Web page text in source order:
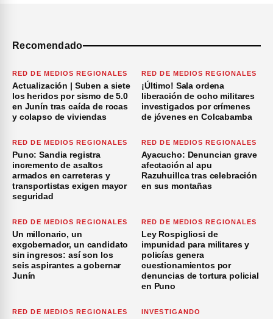
Recomendado
RED DE MEDIOS REGIONALES
Actualización | Suben a siete
los heridos por sismo de 5.0
en Junín tras caída de rocas
y colapso de viviendas
RED DE MEDIOS REGIONALES
¡Último! Sala ordena
liberación de ocho militares
investigados por crímenes
de jóvenes en Colcabamba
RED DE MEDIOS REGIONALES
Puno: Sandia registra
incremento de asaltos
armados en carreteras y
transportistas exigen mayor
seguridad
RED DE MEDIOS REGIONALES
Ayacucho: Denuncian grave
afectación al apu
Razuhuillca tras celebración
en sus montañas
RED DE MEDIOS REGIONALES
Un millonario, un
exgobernador, un candidato
sin ingresos: así son los
seis aspirantes a gobernar
Junín
RED DE MEDIOS REGIONALES
Ley Rospigliosi de
impunidad para militares y
policías genera
cuestionamientos por
denuncias de tortura policial
en Puno
RED DE MEDIOS REGIONALES INVESTIGANDO